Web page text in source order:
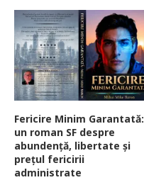
Fericire Minim Garantată:
un roman SF despre
abundență, libertate și
prețul fericirii
administrate